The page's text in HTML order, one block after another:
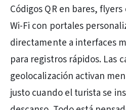
Códigos QR en bares,
Wi-Fi con portales
directamente a interfaces
para registros rápidos. Las
geolocalización activan
justo cuando el turista se